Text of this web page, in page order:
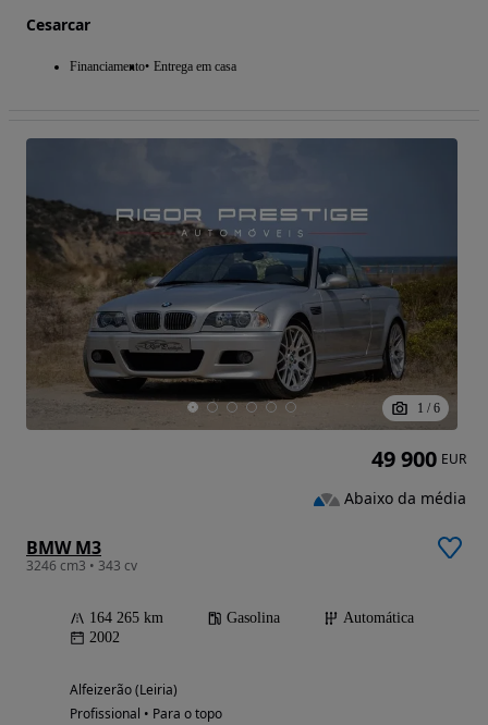
Cesarcar
Financiamento Entrega em casa
1 / 6
BMW M3
3246 cm3 • 343 cv
164 265 km Gasolina
Automática
2002
Alfeizerão (Leiria)
Profissional • Para o topo
49 900 EUR
Abaixo da média